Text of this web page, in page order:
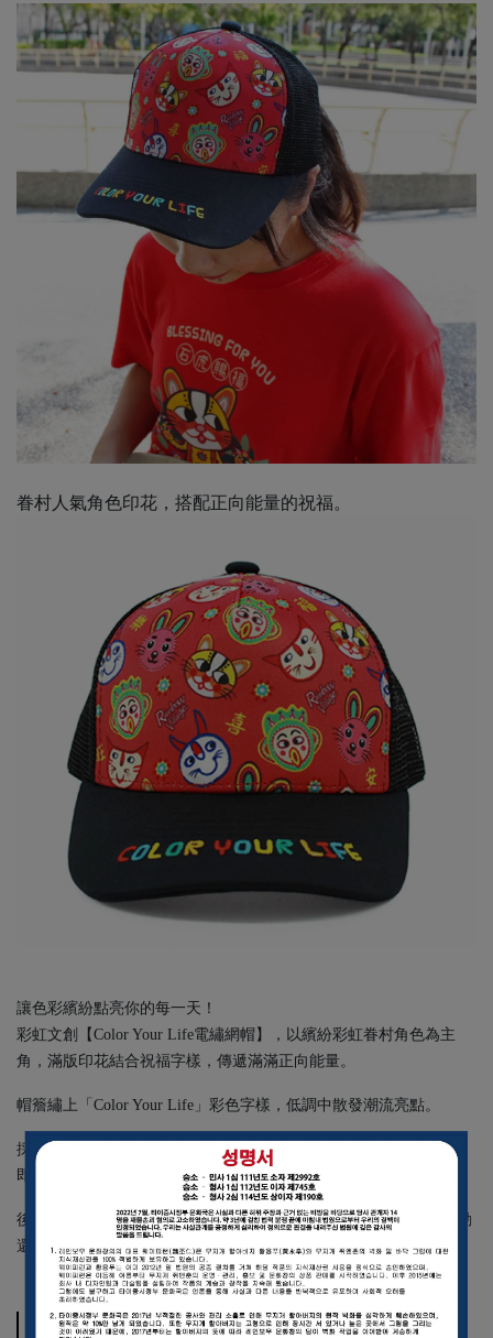
眷村人氣角色印花，搭配正向能量的祝福。
讓色彩繽紛點亮你的每一天！
彩虹文創【Color Your Life電繡網帽】，以繽紛彩虹眷村角色為主
角，滿版印花結合祝福字樣，傳遞滿滿正向能量。
帽簷繡上「Color Your Life」彩色字樣，低調中散發潮流亮點。
採用熱昇華印刷技術讓帽身色彩更鮮豔立體，搭配透氣網帽設計，
即使在炎熱天氣或戶外活動中也舒適不悶熱。
後方可調節鬆緊（適合54-60cm頭圍），無論是日常出遊、戶外運動
還是休閒時光，都能輕鬆駕馭。
規格說明